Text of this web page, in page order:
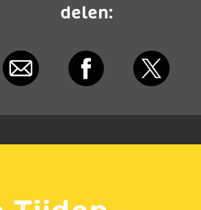
delen: